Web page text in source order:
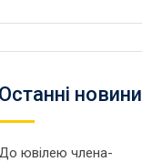
Останнi новини
ювілею члена-